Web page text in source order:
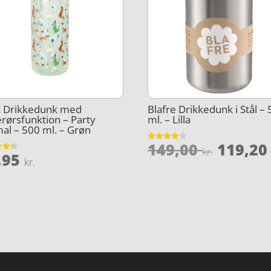
Drikkedunk med
– Party
– 500 ml. – Grøn
kr.
Blafre Drikkedunk i Stål –
ml. – Lilla
Vurderet
4.1
149,00kr. Den